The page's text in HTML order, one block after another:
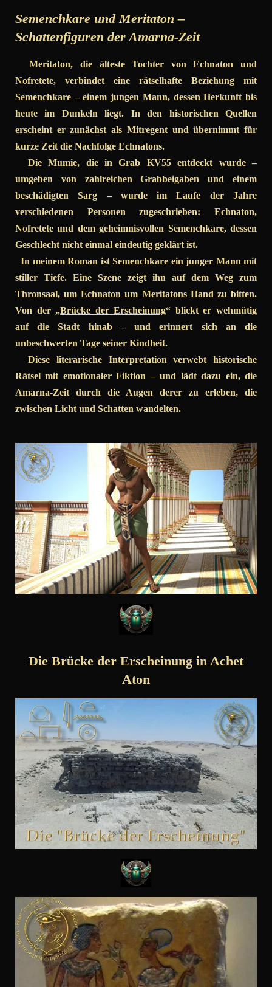
Semenchkare und Meritaton –
Schattenfiguren der Amarna-Zeit
Meritaton, die älteste Tochter von Echnaton und
Nofretete, verbindet eine rätselhafte Beziehung mit
Semenchkare – einem jungen Mann, dessen Herkunft bis
heute im Dunkeln liegt. In den historischen Quellen
erscheint er zunächst als Mitregent und übernimmt für
kurze Zeit die Nachfolge Echnatons.
Die Mumie, die in Grab KV55 entdeckt wurde –
umgeben von zahlreichen Grabbeigaben und einem
beschädigten Sarg – wurde im Laufe der Jahre
verschiedenen Personen zugeschrieben: Echnaton,
Nofretete und dem geheimnisvollen Semenchkare, dessen
Geschlecht nicht einmal eindeutig geklärt ist.
In meinem Roman ist Semenchkare ein junger Mann mit
stiller Tiefe. Eine Szene zeigt ihn auf dem Weg zum
Thronsaal, um Echnaton um Meritatons Hand zu bitten.
Von der „Brücke der Erscheinung“ blickt er wehmütig
auf die Stadt hinab – und erinnert sich an die
unbeschwerten Tage seiner Kindheit.
Diese literarische Interpretation verwebt historische
Rätsel mit emotionaler Fiktion – und lädt dazu ein, die
Amarna-Zeit durch die Augen derer zu erleben, die
zwischen Licht und Schatten wandelten.
Die Brücke der Erscheinung in Achet
Aton